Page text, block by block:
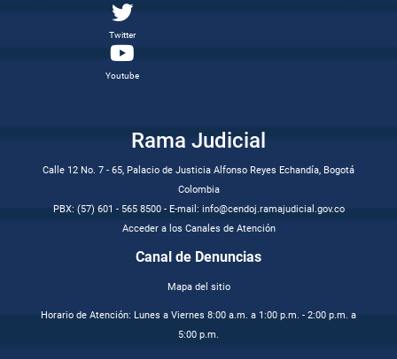
Twitter
Youtube
Rama Judicial
Calle 12 No. 7 - 65, Palacio de Justicia Alfonso Reyes Echandía, Bogotá
Colombia
PBX: (57) 601 - 565 8500 - E-mail: info@cendoj.ramajudicial.gov.co
Acceder a los Canales de Atención
Canal de Denuncias
Mapa del sitio
Horario de Atención: Lunes a Viernes 8:00 a.m. a 1:00 p.m. - 2:00 p.m. a
5:00 p.m.